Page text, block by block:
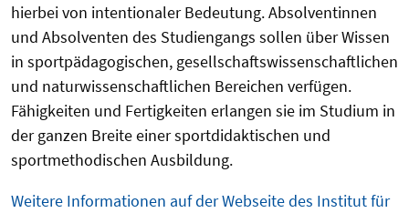
hierbei von intentionaler Bedeutung. Absolventinnen
und Absolventen des Studiengangs sollen über Wissen
in sportpädagogischen, gesellschaftswissenschaftlichen
und naturwissenschaftlichen Bereichen verfügen.
Fähigkeiten und Fertigkeiten erlangen sie im Studium in
der ganzen Breite einer sportdidaktischen und
sportmethodischen Ausbildung.
Weitere Informationen auf der Webseite des Institut für